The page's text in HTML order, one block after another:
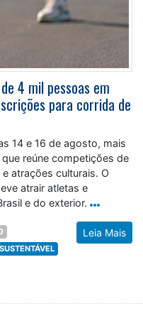
4 mil pessoas em
para corrida de
14 e 16 de agosto, mais
reúne competições de
atrações culturais. O
atrair atletas e
e do exterior.
Leia Mais